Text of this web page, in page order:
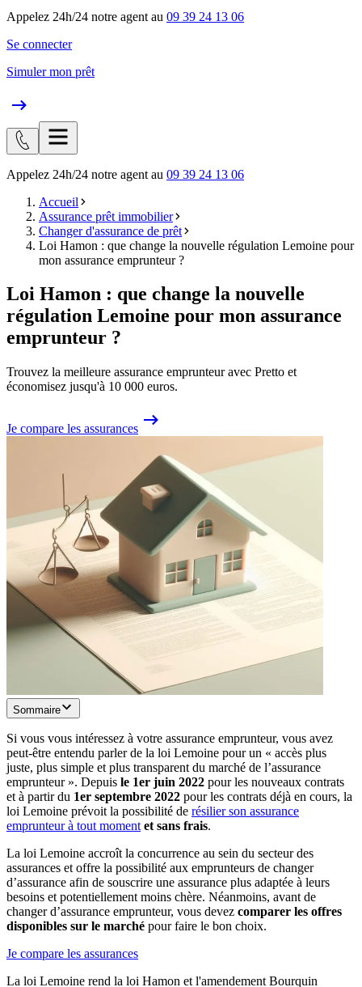
Appelez 24h/24 notre agent au 09 39 24 13 06
Se connecter
Simuler mon prêt
Appelez 24h/24 notre agent au 09 39 24 13 06
Accueil
Assurance prêt immobilier
Changer d'assurance de prêt
Loi Hamon : que change la nouvelle régulation Lemoine pour
mon assurance emprunteur ?
Loi Hamon : que change la nouvelle
régulation Lemoine pour mon assurance
emprunteur ?
Trouvez la meilleure assurance emprunteur avec Pretto et
économisez jusqu'à 10 000 euros.
Je compare les assurances
Sommaire
Si vous vous intéressez à votre assurance emprunteur, vous avez
peut-être entendu parler de la loi Lemoine pour un « accès plus
juste, plus simple et plus transparent du marché de l’assurance
emprunteur ». Depuis le 1er juin 2022 pour les nouveaux contrats
et à partir du 1er septembre 2022 pour les contrats déjà en cours, la
loi Lemoine prévoit la possibilité de résilier son assurance
emprunteur à tout moment et sans frais.
La loi Lemoine accroît la concurrence au sein du secteur des
assurances et offre la possibilité aux emprunteurs de changer
d’assurance afin de souscrire une assurance plus adaptée à leurs
besoins et potentiellement moins chère. Néanmoins, avant de
changer d’assurance emprunteur, vous devez comparer les offres
disponibles sur le marché pour faire le bon choix.
Je compare les assurances
La loi Lemoine rend la loi Hamon et l'amendement Bourquin